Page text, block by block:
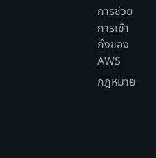
การช่วย
การเข้า
ถึงของ
AWS
กฎหมาย